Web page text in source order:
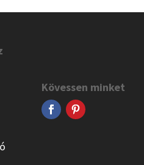
Kövessen minket